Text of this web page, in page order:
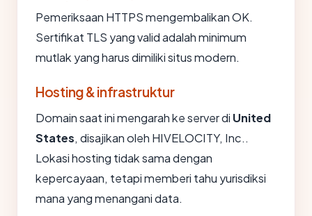
Pemeriksaan HTTPS mengembalikan OK.
Sertifikat TLS yang valid adalah minimum
mutlak yang harus dimiliki situs modern.
Hosting & infrastruktur
Domain saat ini mengarah ke server di United
States, disajikan oleh HIVELOCITY, Inc..
Lokasi hosting tidak sama dengan
kepercayaan, tetapi memberi tahu yurisdiksi
mana yang menangani data.